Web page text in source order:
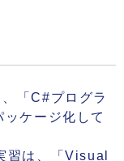
「C#プログラ
ケージ化して
習は、「Visual